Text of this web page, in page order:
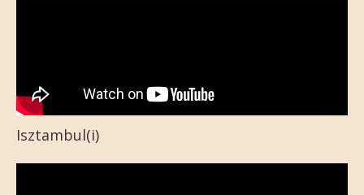
Isztambul(i)